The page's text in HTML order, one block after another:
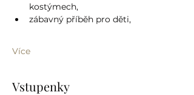
kostýmech,
zábavný příběh pro děti,
Více
Vstupenky